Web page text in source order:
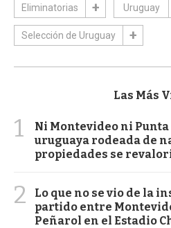
Eliminatorias Uruguay
Selección de Uruguay
Las Más
1
Ni Montevideo ni Punta
uruguaya rodeada de
propiedades se
2
Lo que no se vio de la
partido entre
Peñarol en el Estadio